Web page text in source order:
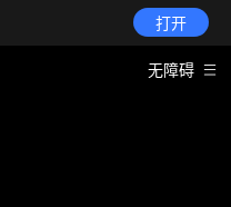
打开
无障碍